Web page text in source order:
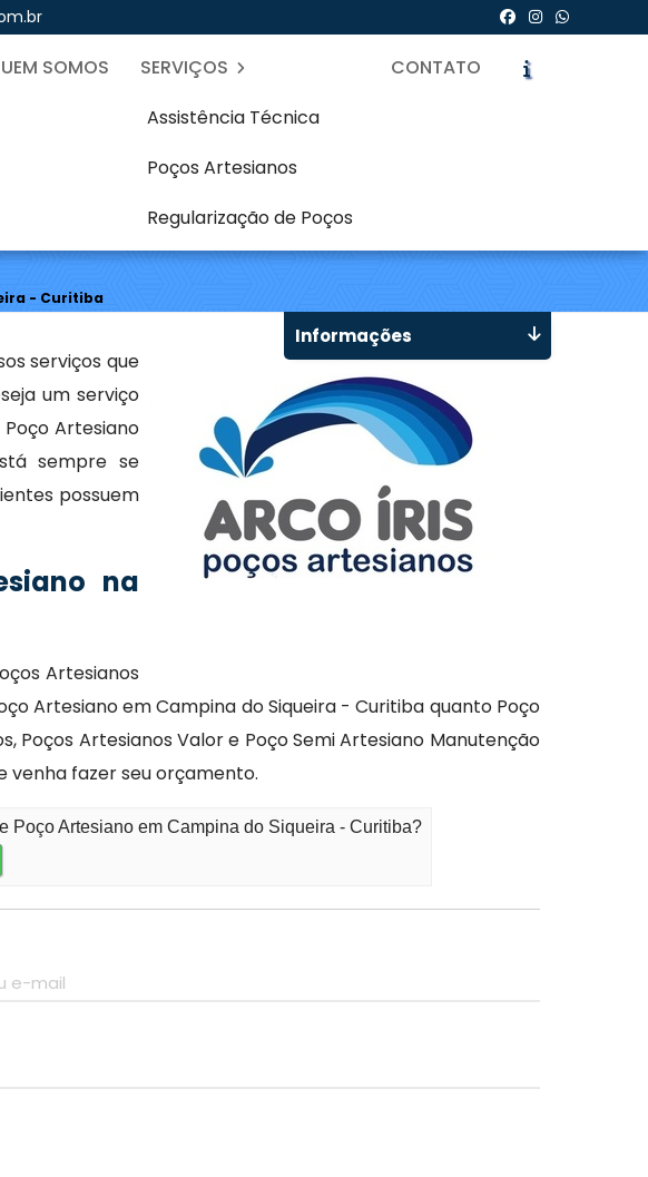
SOMOS
SERVIÇOS
Assistência Técnica
Poços Artesianos
Regularização de Poços
CONTATO
Artesiano em Campina do
- Curitiba
Solicite um Orçamento
serviços que
um serviço
Artesiano
sempre se
possuem
na
Artesianos
Artesiano em Campina do Siqueira - Curitiba quanto Poço
Poços Artesianos Valor e Poço Semi Artesiano Manutenção
venha fazer seu orçamento.
Poço Artesiano em Campina do Siqueira - Curitiba?
Informações